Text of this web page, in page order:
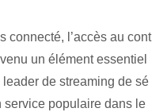
connecté, l’accès au cont
un élément essentiel
de streaming de sé
service populaire dans le